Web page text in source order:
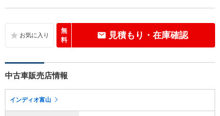
無
料
見積もり・在庫確認
中古車販売店情報
インディオ富山